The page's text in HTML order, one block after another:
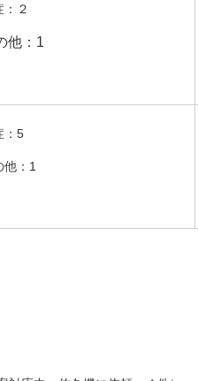
：２
他：1
：5
他：1